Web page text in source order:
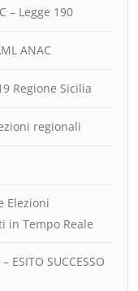
– Legge 190
ANAC
Regione Sicilia
regionali
Elezioni
in Tempo Reale
ESITO SUCCESSO